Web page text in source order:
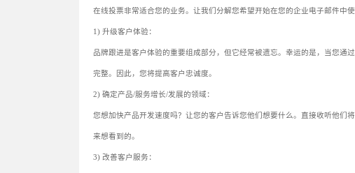
在线投票非常适合您的业务。让我们分解您希望开始在您的企业电子邮件中
1) 升级客户体验：
品牌跟进是客户体验的重要组成部分，但它经常被遗忘。幸运的是，当您通
完整。因此，您将提高客户忠诚度。
2) 确定产品/服务增长/发展的领域：
您想加快产品开发速度吗？让您的客户告诉您他们想要什么。直接收听他们
来想看到的。
3) 改善客户服务：